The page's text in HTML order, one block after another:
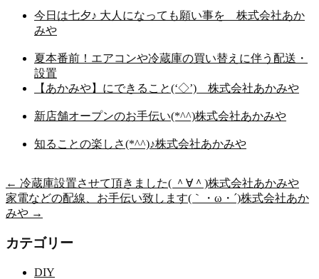
今日は七夕♪ 大人になっても願い事を 株式会社あか
みや
夏本番前！エアコンや冷蔵庫の買い替えに伴う配送・
設置
【あかみや】にできること(‘◇’)ゞ株式会社あかみや
新店舗オープンのお手伝い(*^^)株式会社あかみや
知ることの楽しさ(*^^)♪株式会社あかみや
← 冷蔵庫設置させて頂きました( ＾∀＾)株式会社あかみや
家電などの配線、お手伝い致します(｀・ω・´)株式会社あか
みや →
カテゴリー
DIY